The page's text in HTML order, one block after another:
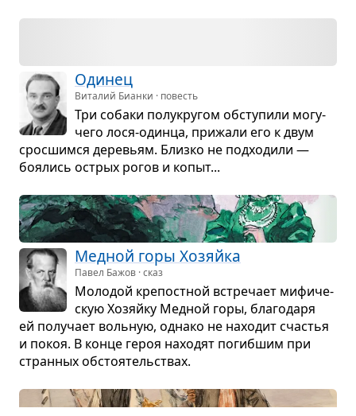
Оди­нец
Виталий Бианки · повесть
Три собаки полу­кру­гом обсту­пили могу­
чего лося-одинца, при­жали его к двум
срос­шимся дере­вьям. Близко не под­хо­дили —
боя­лись острых рогов и копыт...
Мед­ной горы Хозяйка
Павел Бажов · сказ
Моло­дой кре­пост­ной встре­чает мифи­че­
скую Хозяйку Мед­ной горы, бла­го­даря
ей полу­чает воль­ную, однако не нахо­дит сча­стья
и покоя. В конце героя нахо­дят погиб­шим при
стран­ных обсто­я­тель­ствах.